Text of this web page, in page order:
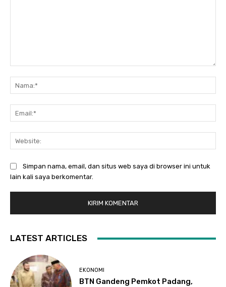
Simpan nama, email, dan situs web saya di browser ini untuk
lain kali saya berkomentar.
LATEST ARTICLES
EKONOMI
BTN Gandeng Pemkot Padang,